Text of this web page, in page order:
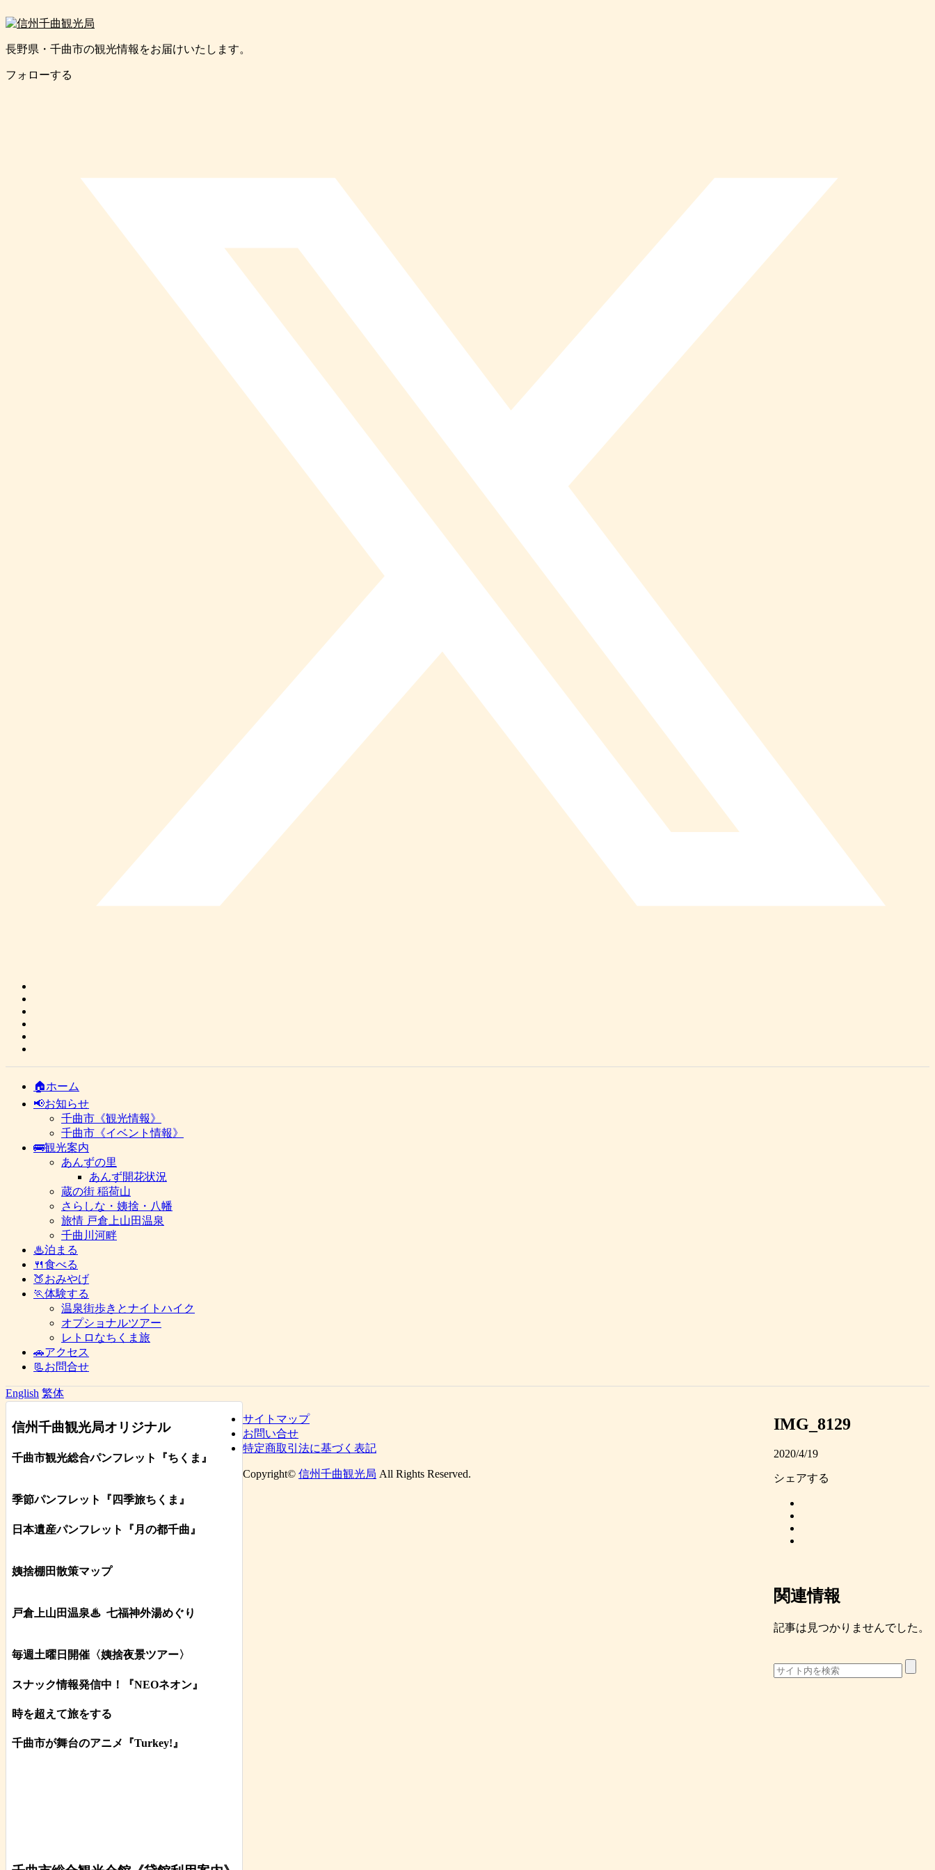
長野県・千曲市の観光情報をお届けいたします。
フォローする
🏠ホーム
📢お知らせ
千曲市《観光情報》
千曲市《イベント情報》
🚌観光案内
あんずの里
あんず開花状況
蔵の街 稲荷山
さらしな・姨捨・八幡
旅情 戸倉上山田温泉
千曲川河畔
♨泊まる
🍴食べる
🍑おみやげ
🏃体験する
温泉街歩きとナイトハイク
オプショナルツアー
レトロなちくま旅
🚗アクセス
📃お問合せ
English 繁体
IMG_8129
2020/4/19
シェアする
関連情報
記事は見つかりませんでした。
信州千曲観光局オリジナル
千曲市観光総合パンフレット 『ちくま 』
季節パンフレット『四季旅ちくま』
日本遺産パンフレット 『月の都千曲 』
姨捨棚田散策マップ
戸倉上山田温泉♨ 七福神外湯めぐり
毎週土曜日開催〈姨捨夜景ツアー〉
スナック情報発信中！『NEOネオン』
時を超えて旅をする
千曲市が舞台のアニメ『Turkey!』
サイトマップ
お問い合せ
特定商取引法に基づく表記
Copyright© 信州千曲観光局 All Rights Reserved.